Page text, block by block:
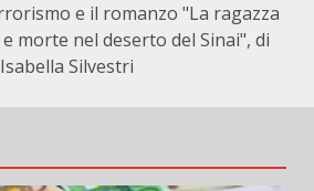
e il romanzo "La ragazza
morte nel deserto del Sinai", di
Isabella Silvestri